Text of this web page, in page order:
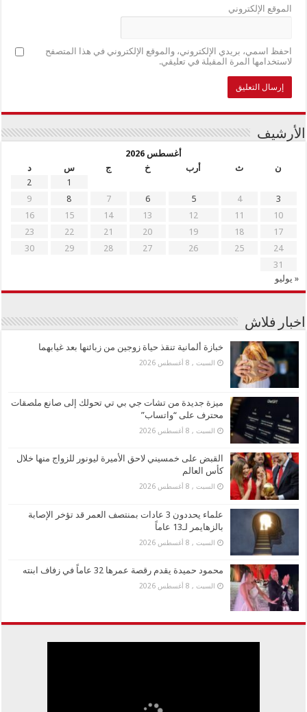
الموقع الإلكتروني
احفظ اسمي، بريدي الإلكتروني، والموقع الإلكتروني في هذا المتصفح
لاستخدامها المرة المقبلة في تعليقي.
الأرشيف
أغسطس 2026
ن
ث أرب خ ج س
د
1
2
3
4
5
6
7
8
9
10
11
12
13
14
15
16
17
18
19
20
21
22
23
24
25
26
27
28
29
30
31
« يوليو
اخبار فلاش
خبازة ألمانية تنقذ حياة زوجين من زبائنها بعد غيابهما
السبت , 8 أغسطس 2026
ميزة جديدة من تشات جي بي تي تحولك إلى صانع ملصقات
محترف على “واتساب”
السبت , 8 أغسطس 2026
القبض على خمسيني لاحق الأميرة ليونور للزواج منها خلال
كأس العالم
السبت , 8 أغسطس 2026
علماء يحددون 3 عادات بمنتصف العمر قد تؤخر الإصابة
بالزهايمر لـ13 عاماً
السبت , 8 أغسطس 2026
محمود حميدة يقدم رقصة عمرها 32 عاماً في زفاف ابنته
السبت , 8 أغسطس 2026